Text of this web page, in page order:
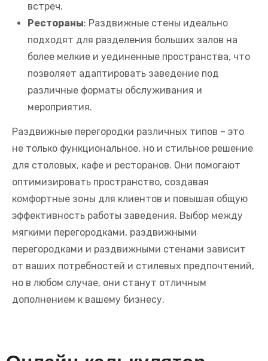
встреч.
Рестораны: Раздвижные стены идеально
подходят для разделения больших залов на
более мелкие и уединенные пространства, что
позволяет адаптировать заведение под
различные форматы обслуживания и
мероприятия.
Раздвижные перегородки различных типов – это
не только функциональное, но и стильное решение
для столовых, кафе и ресторанов. Они помогают
оптимизировать пространство, создавая
комфортные зоны для клиентов и повышая общую
эффективность работы заведения. Выбор между
мягкими перегородками, раздвижными
перегородками и раздвижными стенами зависит
от ваших потребностей и стилевых предпочтений,
но в любом случае, они станут отличным
дополнением к вашему бизнесу.